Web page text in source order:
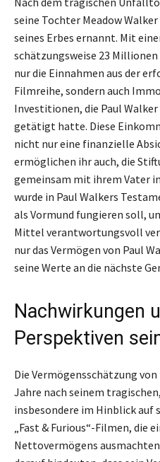
seine Tochter Meadow
seines Erbes ernannt. Mit
schätzungsweise 23
nur die Einnahmen aus der
Filmreihe, sondern auch
Investitionen, die Paul
getätigt hatte. Diese
nicht nur eine finanzielle
ermöglichen ihr auch, die
gemeinsam mit ihrem Vater
wurde in Paul Walkers
als Vormund fungieren soll,
Mittel verantwortungsvoll
nur das Vermögen von Paul
seine Werte an die nächste
Nachwirkungen
Perspektiven
Die Vermögensschätzung
Jahre nach seinem
insbesondere im Hinblick auf
„Fast & Furious“-Filmen, die
Nettovermögens